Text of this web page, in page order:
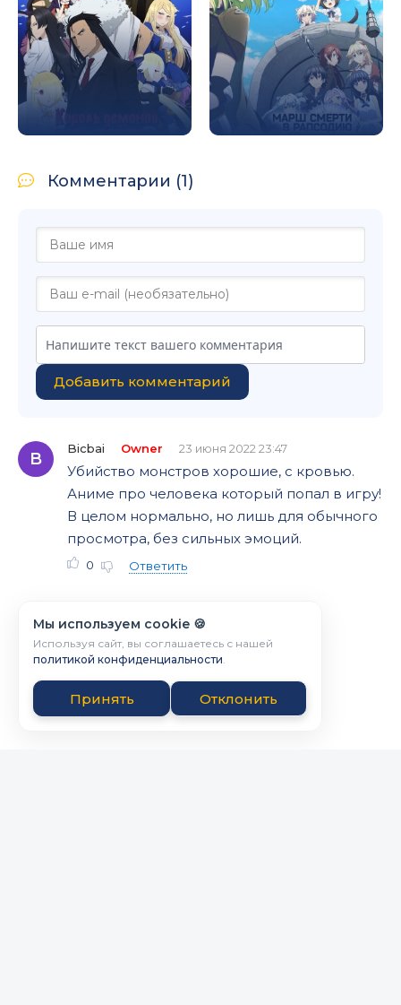
Комментарии (1)
Добавить комментарий
B
Bicbai Owner 23 июня 2022 23:47
Убийство монстров хорошие, с кровью.
Аниме про человека который попал в игру!
В целом нормально, но лишь для обычного
просмотра, без сильных эмоций.
0 Ответить
Мы используем cookie 🍪
Используя сайт, вы соглашаетесь с нашей
политикой конфиденциальности.
Принять Отклонить